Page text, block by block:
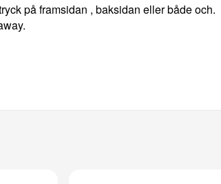
på framsidan , baksidan eller både och.